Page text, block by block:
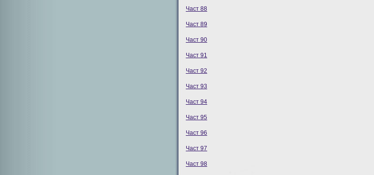
Част 88
Част 89
Част 90
Част 91
Част 92
Част 93
Част 94
Част 95
Част 96
Част 97
Част 98